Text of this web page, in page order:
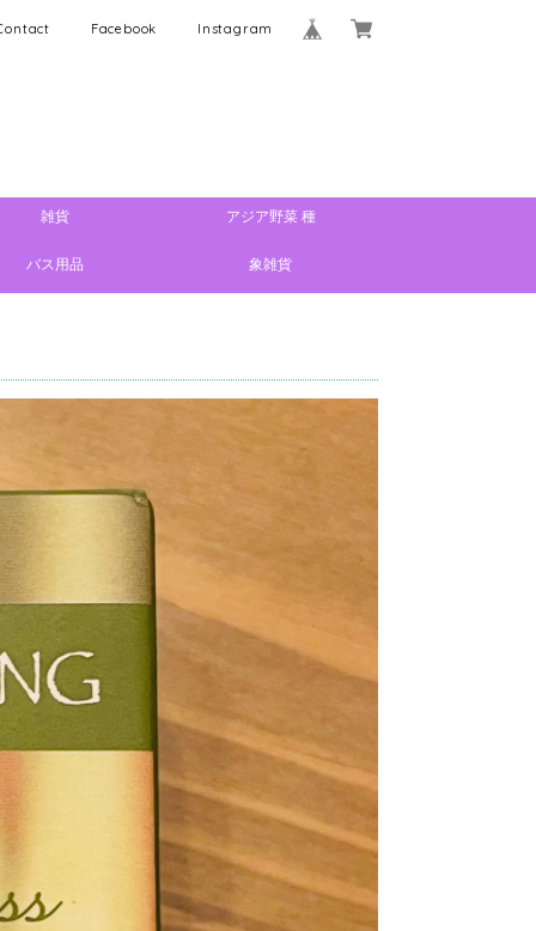
Facebook Instagram
雑貨 アジア野菜 種
バス用品 象雑貨